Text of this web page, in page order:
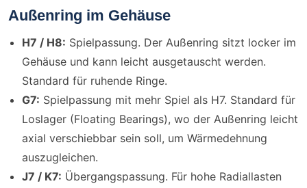
Außenring im Gehäuse
H7 / H8: Spielpassung. Der Außenring sitzt locker im
Gehäuse und kann leicht ausgetauscht werden.
Standard für ruhende Ringe.
G7: Spielpassung mit mehr Spiel als H7. Standard für
Loslager (Floating Bearings), wo der Außenring leicht
axial verschiebbar sein soll, um Wärmedehnung
auszugleichen.
J7 / K7: Übergangspassung. Für hohe Radiallasten